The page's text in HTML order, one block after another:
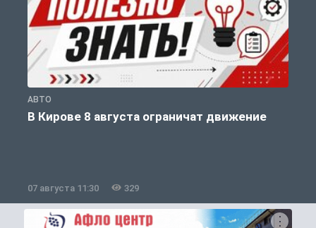
АВТО
В Кирове 8 августа ограничат движение
07 августа 11:30 329